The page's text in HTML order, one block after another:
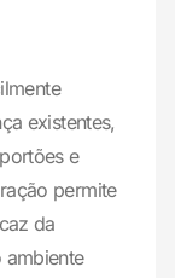
existentes,
e
permite
da
ambiente